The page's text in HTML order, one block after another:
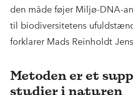
den måde føjer Miljø-DNA-
til biodiversitetens
forklarer Mads Reinholdt
Metoden er et
studier i naturen